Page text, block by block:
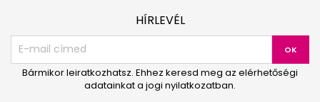
HÍRLEVÉL
Bármikor leiratkozhatsz. Ehhez keresd meg az elérhetőségi
adatainkat a jogi nyilatkozatban.